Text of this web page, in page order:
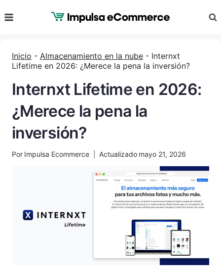
al
Inicio - Almacenamiento en la nube - Internxt
Lifetime en 2026: ¿Merece la pena la inversión?
Internxt Lifetime en 2026:
¿Merece la pena la
inversión?
Por Impulsa Ecommerce Actualizado mayo 21, 2026